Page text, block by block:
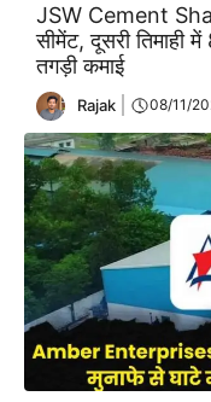
JSW Cement
सीमेंट, दूसरी तिमाही
तगड़ी कमाई
Rajak 08/11/